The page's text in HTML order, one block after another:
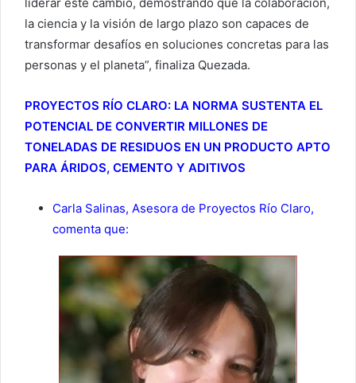
la ciencia y la visión de largo plazo son capaces de
transformar desafíos en soluciones concretas para las
personas y el planeta”, finaliza Quezada.
PROYECTOS RÍO CLARO: LA NORMA SUSTENTA EL
POTENCIAL DE CONVERTIR MILLONES DE
TONELADAS DE RESIDUOS EN UN PRODUCTO APTO
PARA ÁRIDOS, CEMENTO Y ADITIVOS
Carla Salinas, Asesora de Proyectos Río Claro,
comenta que: